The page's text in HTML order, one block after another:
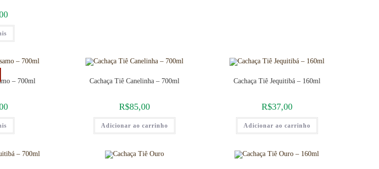
– 700ml Cachaça Tiê Canelinha – 700ml
R$85,00
Adicionar ao carrinho
Cachaça Tiê Jequitibá – 160ml
R$37,00
Adicionar ao carrinho